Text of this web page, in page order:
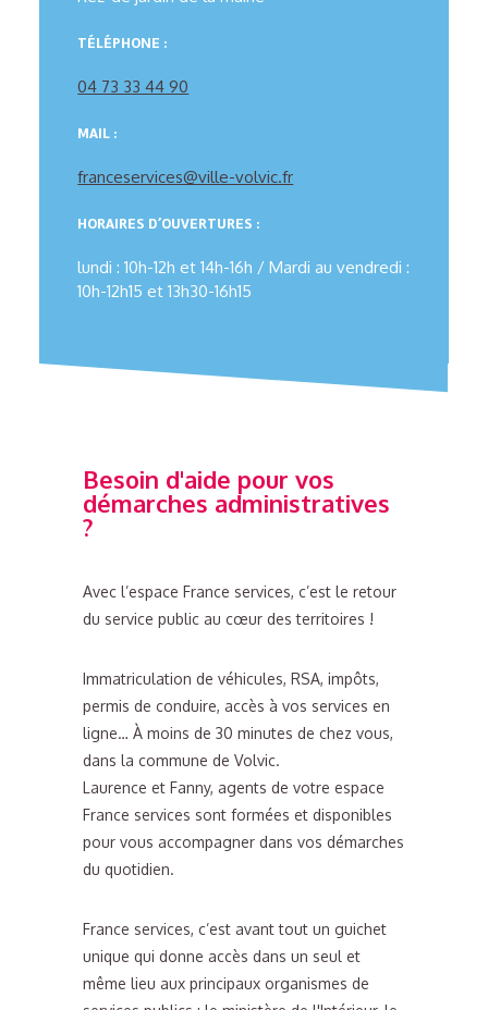
TÉLÉPHONE :
04 73 33 44 90
MAIL :
franceservices@ville-volvic.fr
HORAIRES D’OUVERTURES :
lundi : 10h-12h et 14h-16h / Mardi au vendredi :
10h-12h15 et 13h30-16h15
Besoin d'aide pour vos
démarches administratives
?
Avec l’espace France services, c’est le retour
du service public au cœur des territoires !
Immatriculation de véhicules, RSA, impôts,
permis de conduire, accès à vos services en
ligne… À moins de 30 minutes de chez vous,
dans la commune de Volvic.
Laurence et Fanny, agents de votre espace
France services sont formées et disponibles
pour vous accompagner dans vos démarches
du quotidien.
France services, c’est avant tout un guichet
unique qui donne accès dans un seul et
même lieu aux principaux organismes de